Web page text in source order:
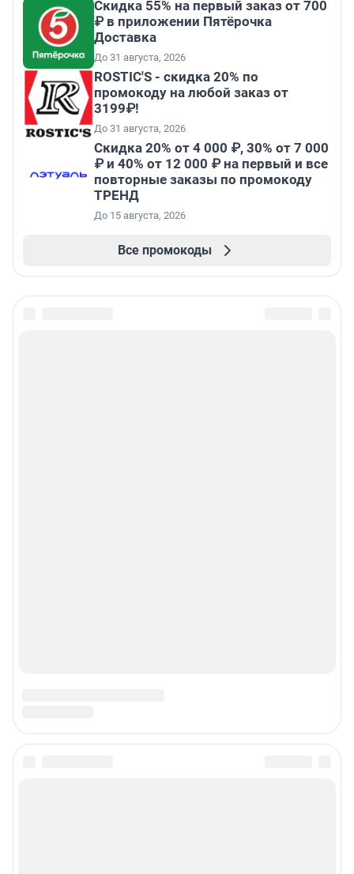
Скидка 55% на первый заказ от 700
₽ в приложении Пятёрочка
Доставка
До 31 августа, 2026
ROSTIC'S - скидка 20% по
промокоду на любой заказ от
3199₽!
До 31 августа, 2026
Скидка 20% от 4 000 ₽, 30% от 7 000
₽ и 40% от 12 000 ₽ на первый и все
повторные заказы по промокоду
ТРЕНД
До 15 августа, 2026
Все промокоды